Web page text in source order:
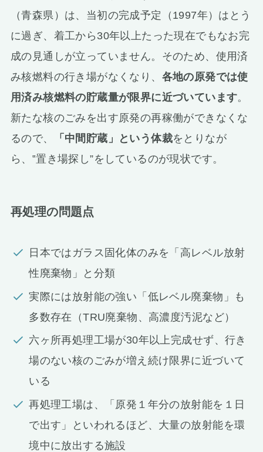
（青森県）は、当初の完成予定（1997年）はとう
に過ぎ、着工から30年以上たった現在でもなお完
成の見通しが立っていません。そのため、使用済
み核燃料の行き場がなくなり、 各地の原発では使
用済み核燃料の貯蔵量が限界に近づいています。
新たな核のごみを出す原発の再稼働ができなくな
るので、
「中間貯蔵」という体裁をとりなが
ら、‟置き場探し”をしているのが現状です。
再処理の問題点
日本ではガラス固化体のみを「高レベル放射
性廃棄物」と分類
実際には放射能の強い「低レベル廃棄物」も
多数存在（TRU廃棄物、高濃度汚泥など）
六ヶ所再処理工場が30年以上完成せず、行き
場のない核のごみが増え続け限界に近づいて
いる
再処理工場は、「原発１年分の放射能を１日
で出す」といわれるほど、大量の放射能を環
境中に放出する施設